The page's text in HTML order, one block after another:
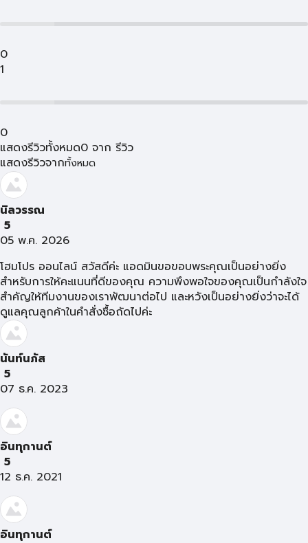
0
1
0
แสดงรีวิวทั้งหมด0 จาก รีวิว
แสดงรีวิวจากทั้งหมด
นิลวรรณ
5
05 พ.ค. 2026
โฮมโปร ออนไลน์ สวัสดีค่ะ แอดมินขอขอบพระคุณเป็นอย่างยิ่ง
สำหรับการให้คะแนนที่ดีของคุณ ความพึงพอใจของคุณเป็นกำลังใจ
สำคัญให้ทีมงานของเราพัฒนาต่อไป และหวังเป็นอย่างยิ่งว่าจะได้
ดูแลคุณลูกค้าในคำสั่งซื้อถัดไปค่ะ
นันท์นภัส
5
07 ธ.ค. 2023
อินทุกานต์
5
12 ธ.ค. 2021
อินทุกานต์